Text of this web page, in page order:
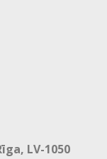
LV-1050